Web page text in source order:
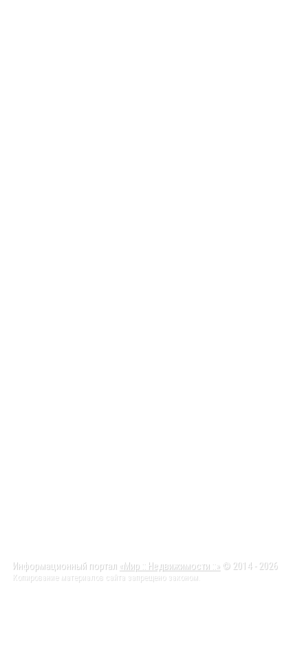
Информационный портал «Мир :: Недвижимости ::» © 2014 - 2026
Копирование материалов сайта запрещено законом.